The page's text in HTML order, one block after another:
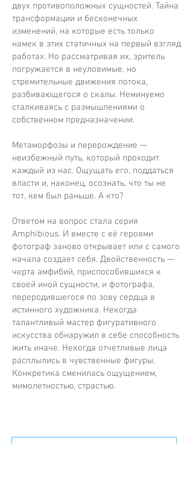
двух противоположных сущностей. Тайна
трансформации и бесконечных
изменений, на которые есть только
намек в этих статичных на первый взгляд
работах. Но рассматривая их, зритель
погружается в неуловимые, но
стремительные движения потока,
разбивающегося о скалы. Неминуемо
сталкиваясь с размышлениями о
собственном предназначении.
Метаморфозы и перерождение —
неизбежный путь, который проходит
каждый из нас. Ощущать его, поддаться
власти и, наконец, осознать, что ты не
тот, кем был раньше. А кто?
Ответом на вопрос стала серия
Amphibious. И вместе с её героями
фотограф заново открывает или с самого
начала создает себя. Двойственность —
черта амфибий, приспособившихся к
своей иной сущности, и фотографа,
переродившегося по зову сердца в
истинного художника. Некогда
талантливый мастер фигуративного
искусства обнаружил в себе способность
жить иначе. Некогда отчетливые лица
расплылись в чувственные фигуры.
Конкретика сменилась ощущением,
мимолетностью, страстью.